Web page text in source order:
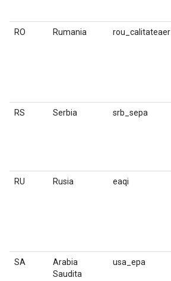
RO Rumania rou_calitateaer
RS Serbia srb_sepa
RU Rusia eaqi
SA
Arabia
Saudita
usa_epa